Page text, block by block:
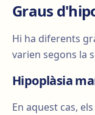
Graus
Hi ha diferents
varien segons la
Hipoplàsia
En aquest cas,